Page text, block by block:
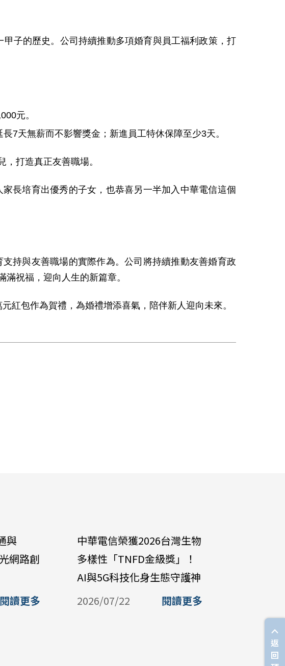
子的歷史。公司持續推動多項婚育與員工福利政策，打
元。
7天無薪而不影響獎金；新進員工特休保障至少3天。
打造真正友善職場。
培育出優秀的子女，也恭喜另一半加入中華電信這個
與友善職場的實際作為。公司將持續推動友善婚育政
祝福，迎向人生的新篇章。
包作為賀禮，為婚禮增添喜氣，陪伴新人迎向未來。
與
網路創
閱讀更多
中華電信榮獲2026台灣生物
多樣性「TNFD金級獎」！
AI與5G科技化身生態守護神
2026/07/22
閱讀更多
2026/07/
返
回